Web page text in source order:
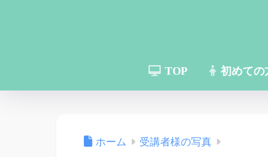
TOP 初めての
ホーム 受講者様の写真